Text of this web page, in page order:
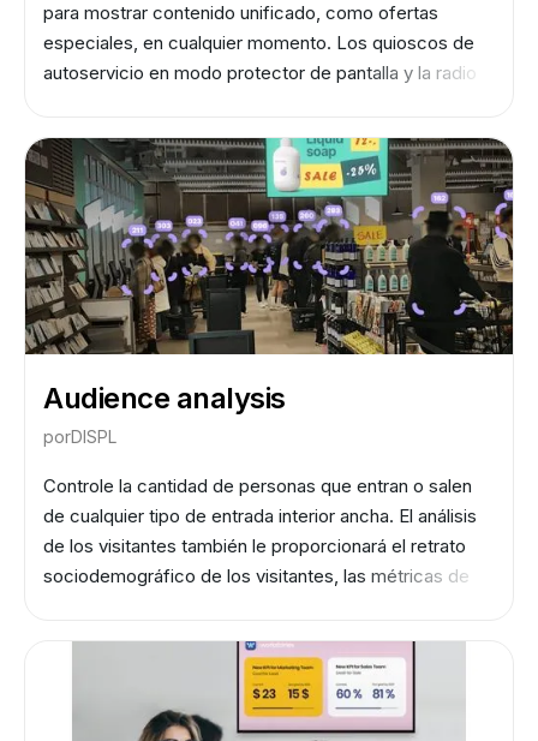
para mostrar contenido unificado, como ofertas
especiales, en cualquier momento. Los quioscos de
autoservicio en modo protector de pantalla y la radio
crear una atmósfera única y aumentar el valor
emocional de la oferta.
Audience analysis
porDISPL
Controle la cantidad de personas que entran o salen
de cualquier tipo de entrada interior ancha. El análisis
de los visitantes también le proporcionará el retrato
sociodemográfico de los visitantes, las métricas de